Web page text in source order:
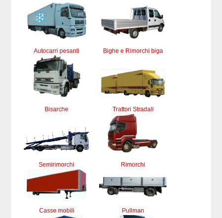
Autocarri pesanti Bighe e Rimorchi biga
Bisarche Trattori Stradali
Semirimorchi Rimorchi
Casse mobili Pullman